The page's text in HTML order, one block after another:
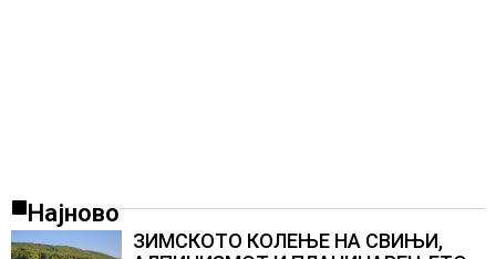
Најново
ЗИМСКОТО КОЛЕЊЕ НА СВИЊИ,